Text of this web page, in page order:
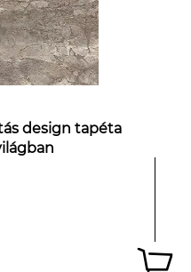
design tapéta